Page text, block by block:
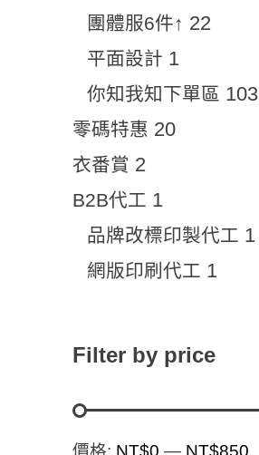
團體服6件↑ 22
平面設計 1
你知我知下單區 103
零碼特惠 20
衣番賞 2
B2B代工 1
品牌改標印製代工 1
網版印刷代工 1
Filter by price
價格: NT$0 — NT$850